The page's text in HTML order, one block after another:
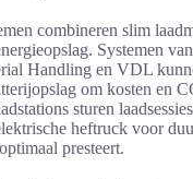
combineren slim
Systemen
Handling en VDL
om kosten en
sturen
heftruck voor
presteert.